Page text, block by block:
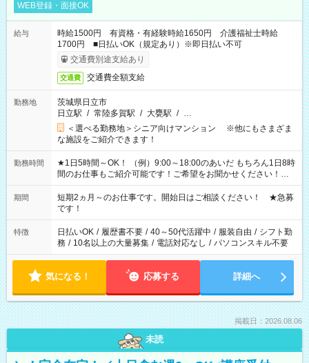
WEB登録・面接OK
給与
時給1500円 有資格・有経験時給1650円 介護福祉士時給
1700円 ■日払いOK（規定あり）※即日払い不可
交通費別途支給あり
交通費 交通費全額支給
勤務地
茨城県日立市
日立駅 / 常陸多賀駅 / 大甕駅 / …
＜選べる勤務地＞シニア向けマンション ※他にもさまざま
な施設をご紹介できます！
勤務時間
★1日5時間～OK！ （例）9:00～18:00のあいだ もちろん1日8時
間のお仕事もご紹介可能です！ご希望をお聞かせください！★
家庭の都合でお休みが必要な場合も遠慮なくご相談ください。
※週最低15時間以上の勤務が必要です
期間
短期2ヵ月～のお仕事です。開始日はご相談ください！ ★急募
です！
特徴 日払いOK / 履歴書不要 / 40～50代活躍中 / 服装自由 / シフト勤
務 / 10名以上の大量募集 / 電話対応なし / パソコンスキル不要
気になる！ 応募する 詳細へ
掲載日：2026.08.06
未読